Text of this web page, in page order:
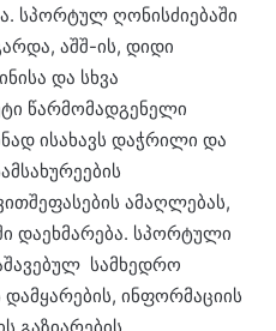
სპორტულ ღონისძიებაში
აშშ-ის, დიდი
და სხვა
წარმომადგენელი
ისახავს დაჭრილი და
ამაღლებას,
დაეხმარება. სპორტული
სამხედრო
დამყარების, ინფორმაციის
გაზიარების